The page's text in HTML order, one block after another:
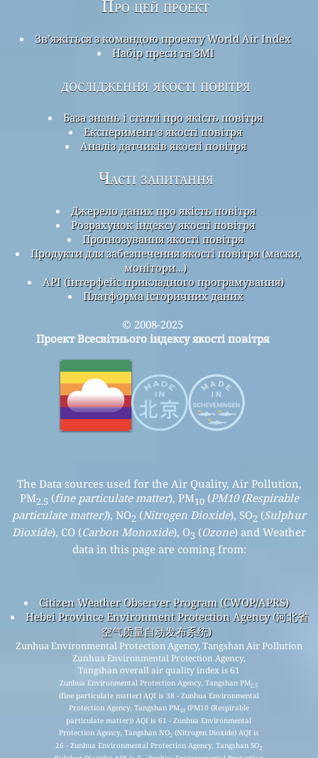
Про цей проект
Зв’яжіться з командою проекту World Air Index
Набір преси та ЗМІ
дослідження якості повітря
База знань і статті про якість повітря
Експеримент з якості повітря
Аналіз датчиків якості повітря
Часті запитання
Джерело даних про якість повітря
Розрахунок індексу якості повітря
Прогнозування якості повітря
Продукти для забезпечення якості повітря (маски,
монітори…)
API (інтерфейс прикладного програмування)
Платформа історичних даних
© 2008-2025
Проект Всесвітнього індексу якості повітря
The Data sources used for the Air Quality, Air Pollution,
PM2.5 (fine particulate matter), PM10(PM10 (Respirable
particulate matter)), NO2 (Nitrogen Dioxide), SO2 (Sulphur
Dioxide), CO (Carbon Monoxide), O3 (Ozone) and Weather
data in this page are coming from:
Citizen Weather Observer Program (CWOP/APRS)
Hebei Province Environment Protection Agency (河北省
空气质量自动发布系统)
Zunhua Environmental Protection Agency, Tangshan Air Pollution
Zunhua Environmental Protection Agency,
Tangshan overall air quality index is 61
Zunhua Environmental Protection Agency, Tangshan PM2.5
(fine particulate matter) AQI is 38 - Zunhua Environmental
Protection Agency, Tangshan PM10(PM10 (Respirable
particulate matter)) AQI is 61 - Zunhua Environmental
Protection Agency, Tangshan NO2(Nitrogen Dioxide) AQI is
26 - Zunhua Environmental Protection Agency, Tangshan SO2